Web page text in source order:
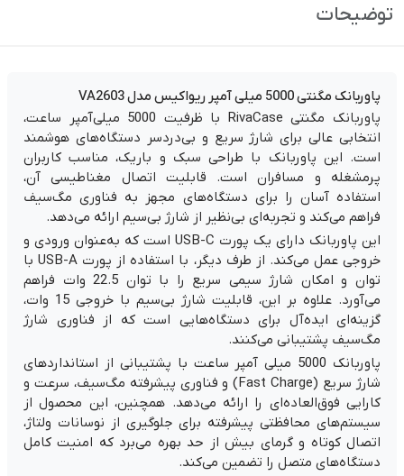
توضیحات
پاوربانک مگنتی 5000 میلی آمپر ریواکیس مدل VA2603
پاوربانک مگنتی RivaCase با ظرفیت 5000 میلی‌آمپر ساعت،
انتخابی عالی برای شارژ سریع و بی‌دردسر دستگاه‌های هوشمند
است. این پاوربانک با طراحی سبک و باریک، مناسب کاربران
پرمشغله و مسافران است. قابلیت اتصال مغناطیسی آن،
استفاده آسان را برای دستگاه‌های مجهز به فناوری مگ‌سیف
فراهم می‌کند و تجربه‌ای بی‌نظیر از شارژ بی‌سیم ارائه می‌دهد.
این پاوربانک دارای یک پورت USB-C است که به‌عنوان ورودی و
خروجی عمل می‌کند. از طرف دیگر، با استفاده از پورت USB-A با
توان و امکان شارژ سیمی سریع را با توان 22.5 وات فراهم
می‌آورد. علاوه بر این، قابلیت شارژ بی‌سیم با خروجی 15 وات،
گزینه‌ای ایده‌آل برای دستگاه‌هایی است که از فناوری شارژ
مگ‌سیف پشتیبانی می‌کنند.
پاوربانک 5000 میلی آمپر ساعت با پشتیبانی از استانداردهای
شارژ سریع (Fast Charge) و فناوری پیشرفته مگ‌سیف، سرعت و
کارایی فوق‌العاده‌ای را ارائه می‌دهد. همچنین، این محصول از
سیستم‌های محافظتی پیشرفته برای جلوگیری از نوسانات ولتاژ،
اتصال کوتاه و گرمای بیش از حد بهره می‌برد که امنیت کامل
دستگاه‌های متصل را تضمین می‌کند.